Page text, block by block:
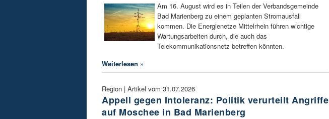
Am 16. August wird es in Teilen der Verbandsgemeinde
Bad Marienberg zu einem geplanten Stromausfall
kommen. Die Energienetze Mittelrhein führen wichtige
Wartungsarbeiten durch, die auch das
Telekommunikationsnetz betreffen könnten.
Weiterlesen »
Region | Artikel vom 31.07.2026
Appell gegen Intoleranz: Politik verurteilt Angriffe
auf Moschee in Bad Marienberg